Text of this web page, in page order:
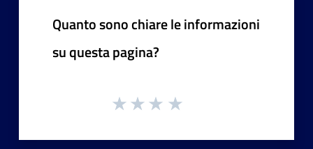
Quanto sono chiare le informazioni
su questa pagina?